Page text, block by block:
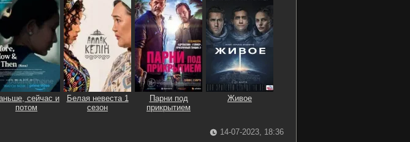
сейчас и
потом
Бeлaя нeвecтa 1
сезон
Парни под
прикрытием
Живое
14-07-2023, 18:36